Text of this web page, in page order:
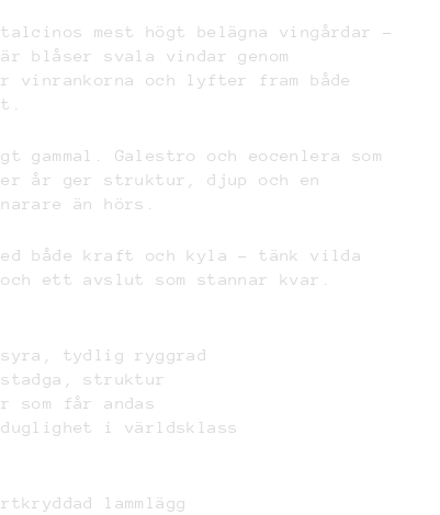
mest högt belägna vingårdar –
blåser svala vindar genom
vinrankorna och lyfter fram både
gammal. Galestro och eocenlera som
år ger struktur, djup och en
än hörs.
både kraft och kyla – tänk vilda
ett avslut som stannar kvar.
tydlig ryggrad
struktur
som får andas
i världsklass
lammlägg